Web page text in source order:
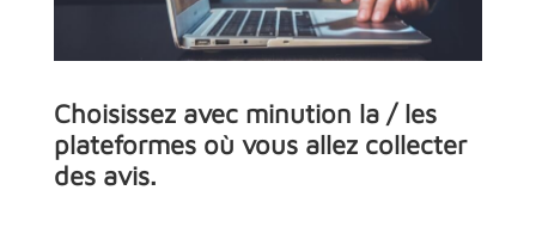
Choisissez avec minution la / les
plateformes où vous allez collecter
des avis.